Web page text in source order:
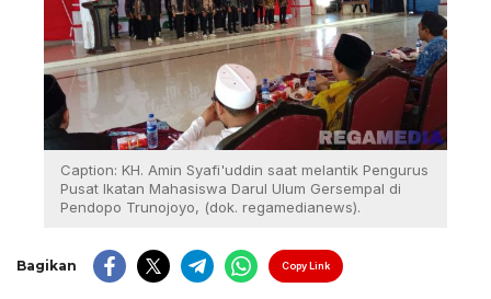
Caption: KH. Amin Syafi'uddin saat melantik Pengurus
Pusat Ikatan Mahasiswa Darul Ulum Gersempal di
Pendopo Trunojoyo, (dok. regamedianews).
Bagikan Copy Link